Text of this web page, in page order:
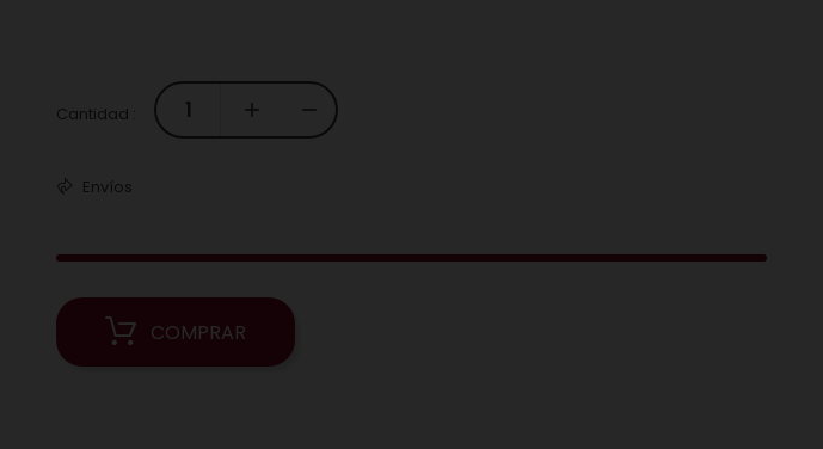
Cantidad :
Envíos
COMPRAR